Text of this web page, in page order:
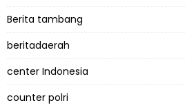
Berita tambang
beritadaerah
center Indonesia
counter polri